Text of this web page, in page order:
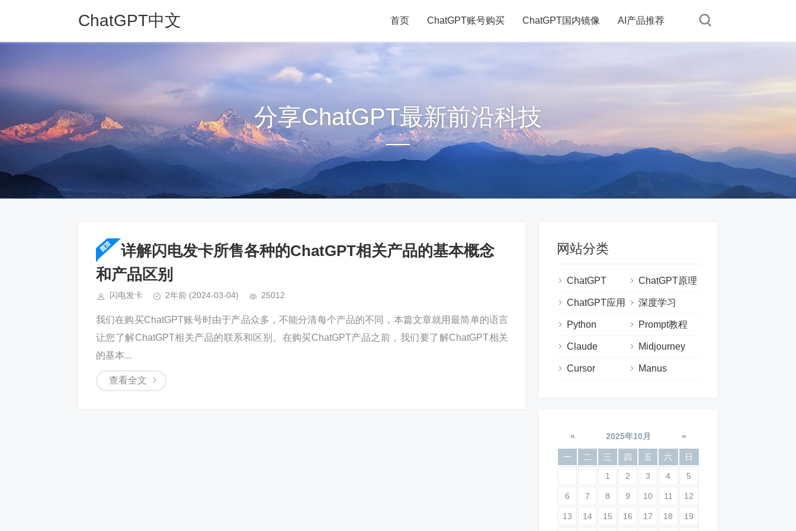
ChatGPT中文 首页 ChatGPT账号购买 ChatGPT国内镜像 AI产品推荐
分享ChatGPT最新前沿科技
详解闪电发卡所售各种的ChatGPT相关产品的基本概念
和产品区别
闪电发卡 2年前 (2024-03-04) 25012
我们在购买ChatGPT账号时由于产品众多，不能分清每个产品的不同，本篇文章就用最简单的语言
让您了解ChatGPT相关产品的联系和区别。在购买ChatGPT产品之前，我们要了解ChatGPT相关
的基本...
查看全文
网站分类
ChatGPT ChatGPT原理
ChatGPT应用 深度学习
Python Prompt教程
Claude Midjourney
Cursor Manus
« 2025年10月 »
一 二 三 四 五 六
日
1
2 3 4 5
6 7 8 9 10 11 12
13 14 15 16 17 18 19